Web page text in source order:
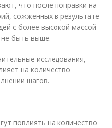
что после поправки на
сожженных в результате
с более высокой массой
быть выше.
исследования,
на количество
шагов.
повлиять на количество